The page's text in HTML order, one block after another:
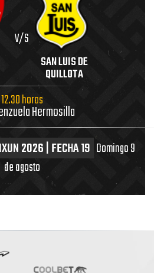
V/S
SAN LUIS DE
QUILLOTA
12.30 horas
Hermosilla
2026 | FECHA 19 Domingo 9
de agosto